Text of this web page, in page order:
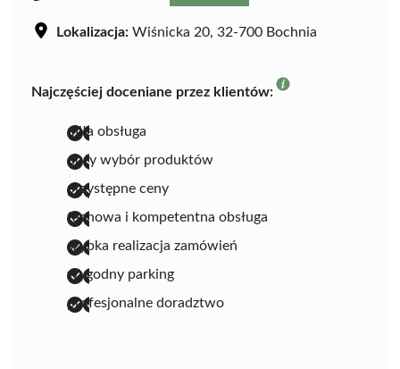
Lokalizacja: Wiśnicka 20, 32-700 Bochnia
Najczęściej doceniane przez klientów:
miła obsługa
duży wybór produktów
przystępne ceny
fachowa i kompetentna obsługa
szybka realizacja zamówień
wygodny parking
profesjonalne doradztwo